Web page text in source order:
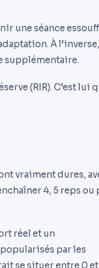
une séance
À l’inverse,
supplémentaire.
(RIR). C’est lui
vraiment dures,
4, 5 reps ou
réel et un
par les
se situer entre 0 et